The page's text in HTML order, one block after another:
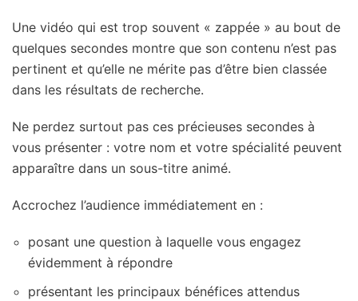
Une vidéo qui est trop souvent « zappée » au bout de
quelques secondes montre que son contenu n’est pas
pertinent et qu’elle ne mérite pas d’être bien classée
dans les résultats de recherche.
Ne perdez surtout pas ces précieuses secondes à
vous présenter : votre nom et votre spécialité peuvent
apparaître dans un sous-titre animé.
Accrochez l’audience immédiatement en :
posant une question à laquelle vous engagez
évidemment à répondre
présentant les principaux bénéfices attendus